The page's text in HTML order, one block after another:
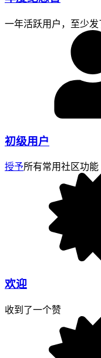
一年活跃用户，至少
初级用户
授予所有常用社区功能
欢迎
收到了一个赞